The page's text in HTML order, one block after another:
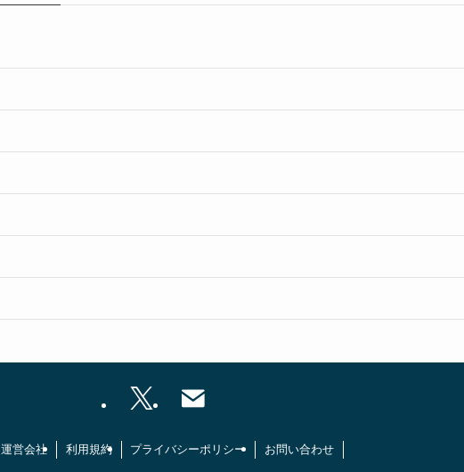
運営会社 利用規約 プライバシーポリシー お問い合わせ